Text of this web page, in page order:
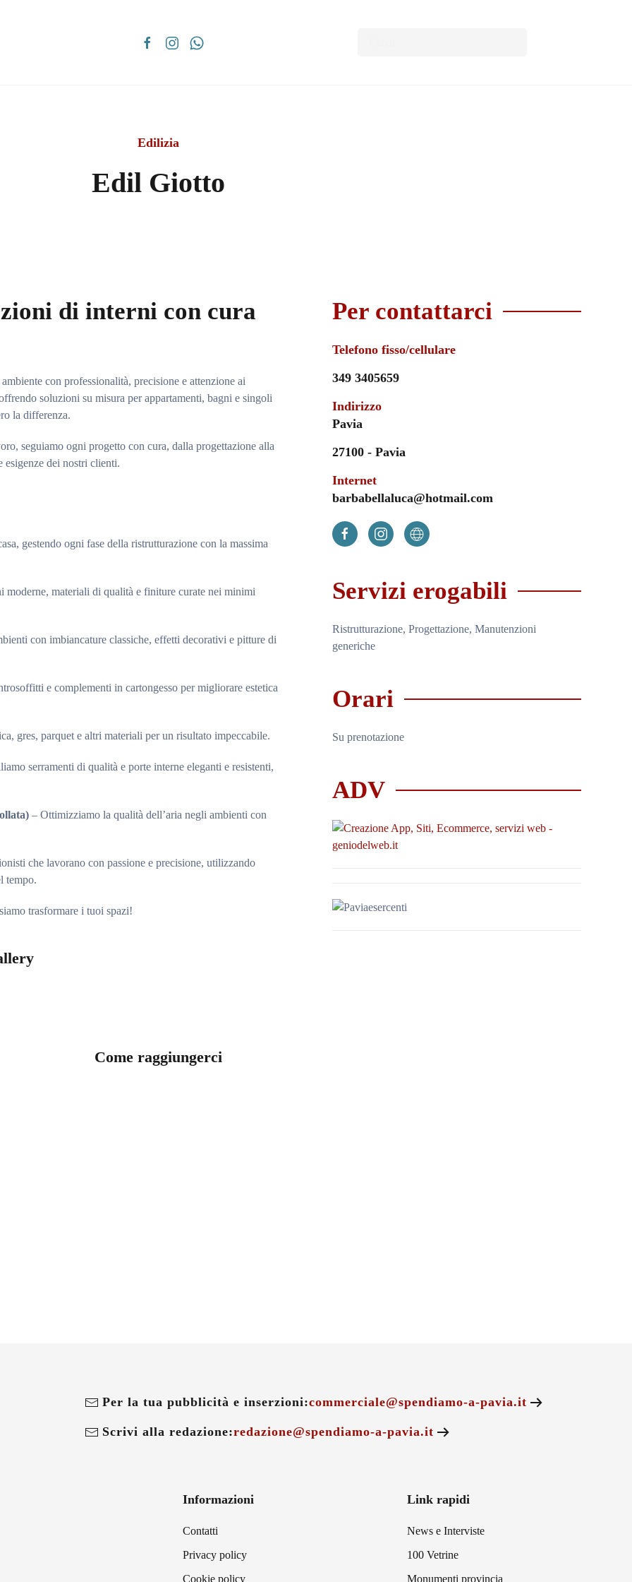
Edilizia
Edil Giotto
di interni con cura
con professionalità, precisione e attenzione ai
soluzioni su misura per appartamenti, bagni e singoli
la differenza.
seguiamo ogni progetto con cura, dalla progettazione alla
esigenze dei nostri clienti.
gestendo ogni fase della ristrutturazione con la massima
materiali di qualità e finiture curate nei minimi
con imbiancature classiche, effetti decorativi e pitture di
e complementi in cartongesso per migliorare estetica
gres, parquet e altri materiali per un risultato impeccabile.
serramenti di qualità e porte interne eleganti e resistenti,
– Ottimizziamo la qualità dell’aria negli ambienti con
che lavorano con passione e precisione, utilizzando
tempo.
trasformare i tuoi spazi!
Per contattarci
Telefono fisso/cellulare
349 3405659
Indirizzo
Pavia
27100 - Pavia
Internet
barbabellaluca@hotmail.com
Servizi erogabili
Ristrutturazione, Progettazione, Manutenzioni
generiche
Orari
Su prenotazione
ADV
Come raggiungerci
Per la tua pubblicità e inserzioni:commerciale@spendiamo-a-pavia.it
Scrivi alla redazione:redazione@spendiamo-a-pavia.it
Informazioni
Contatti
Privacy policy
Cookie policy
Link rapidi
News e Interviste
100 Vetrine
Monumenti provincia